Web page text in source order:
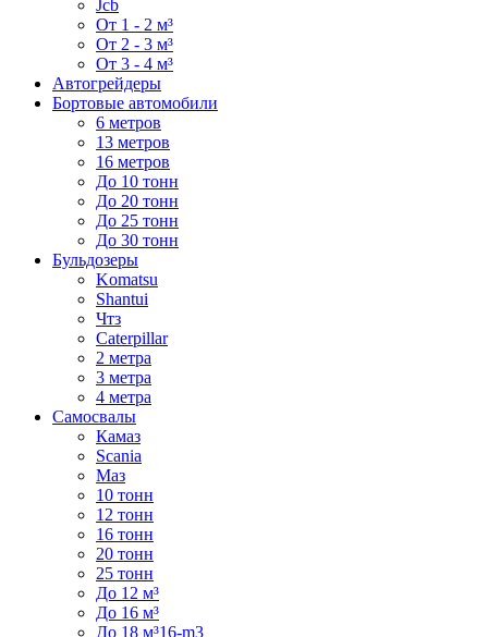
Jcb
От 1 - 2 м³
От 2 - 3 м³
От 3 - 4 м³
Автогрейдеры
Бортовые автомобили
6 метров
13 метров
16 метров
До 10 тонн
До 20 тонн
До 25 тонн
До 30 тонн
Бульдозеры
Komatsu
Shantui
Чтз
Caterpillar
2 метра
3 метра
4 метра
Самосвалы
Камаз
Scania
Маз
10 тонн
12 тонн
16 тонн
20 тонн
25 тонн
До 12 м³
До 16 м³
До 18 м³16-m3